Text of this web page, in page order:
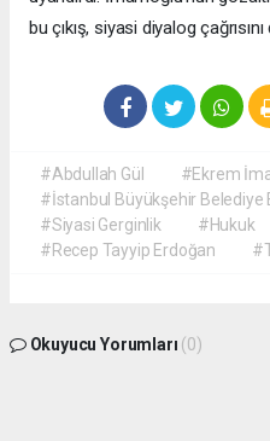
bu çıkış, siyasi diyalog
#Abdullah Gül
#Ekrem
#İstanbul Büyükşehir Belediye
#Siyasi Gerginlik
#Hukuk
#Recep Tayyip Erdoğan
Okuyucu Yorumları (0)